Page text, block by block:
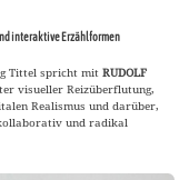
interaktive Erzählformen
Tittel spricht mitRUDOLF
visueller Reizüberflutung,
Realismus und darüber,
und radikal